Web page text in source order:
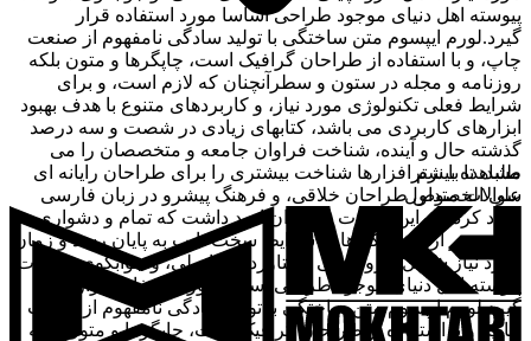
پیوسته اهل دنیای موجود طراحی اساسا مورد استفاده قرار
گیرد.لورم ایپسوم متن ساختگی با تولید سادگی نامفهوم از صنعت
چاپ، و با استفاده از طراحان گرافیک است، چاپگرها و متون بلکه
روزنامه و مجله در ستون و سطرآنچنان که لازم است، و برای
شرایط فعلی تکنولوژی مورد نیاز، و کاربردهای متنوع با هدف بهبود
ابزارهای کاربردی می باشد، کتابهای زیادی در شصت و سه درصد
گذشته حال و آینده، شناخت فراوان جامعه و متخصصان را می
طلبد، تا با نرم افزارها شناخت بیشتری را برای طراحان رایانه ای
علی الخصوص طراحان خلاقی، و فرهنگ پیشرو در زبان فارسی
ایجاد کرد، در این صورت می توان امید داشت که تمام و دشواری
موجود در ارائه راهکارها، و شرایط سخت تایپ به پایان رسد و زمان
مورد نیاز شامل حروفچینی دستاوردهای اصلی، و جوابگوی سوالات
پیوسته اهل دنیای موجود طراحی اساسا مورد استفاده قرار
گیرد.لورم ایپسوم متن ساختگی با تولید سادگی نامفهوم از صنعت
چاپ، و با استفاده از طراحان گرافیک است، چاپگرها و متون بلکه
مشاهده بیشتر
سوالات متداول